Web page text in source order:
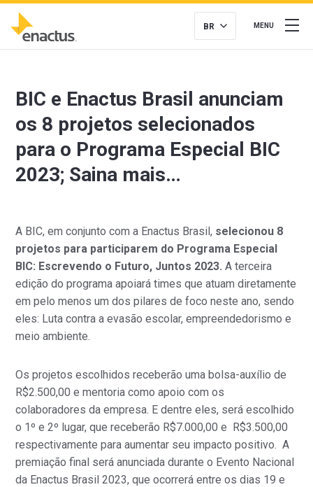
MENU
BR
BIC e Enactus Brasil anunciam
os 8 projetos selecionados
para o Programa Especial BIC
2023; Saina mais…
A BIC, em conjunto com a Enactus Brasil, selecionou 8
projetos para participarem do Programa Especial
BIC: Escrevendo o Futuro, Juntos 2023. A terceira
edição do programa apoiará times que atuam diretamente
em pelo menos um dos pilares de foco neste ano, sendo
eles: Luta contra a evasão escolar, empreendedorismo e
meio ambiente.
Os projetos escolhidos receberão uma bolsa-auxílio de
R$2.500,00 e mentoria como apoio com os
colaboradores da empresa. E dentre eles, será escolhido
o 1º e 2º lugar, que receberão R$7.000,00 e R$3.500,00
respectivamente para aumentar seu impacto positivo. A
premiação final será anunciada durante o Evento Nacional
da Enactus Brasil 2023, que ocorrerá entre os dias 19 e